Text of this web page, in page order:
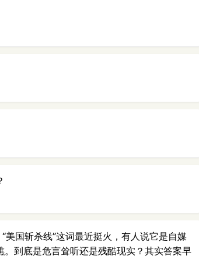
国斩杀线”这词最近挺火，有人说它是自媒
到底是危言耸听还是残酷现实？其实答案早